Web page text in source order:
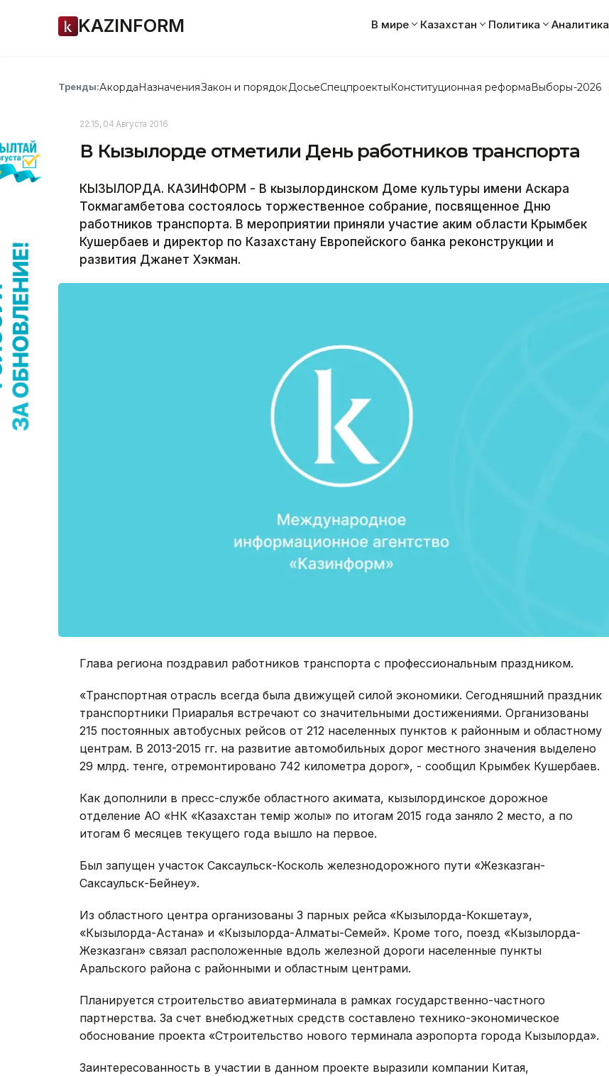
KAZINFORM В мире Казахстан Политика Аналитика
Тренды:АкордаНазначенияЗакон и порядок ДосьеСпецпроектыКонституционная реформаВыборы-2026
22:15, 04 Августа 2016
В Кызылорде отметили День работников транспорта
КЫЗЫЛОРДА. КАЗИНФОРМ - В кызылординском Доме культуры имени Аскара
Токмагамбетова состоялось торжественное собрание, посвященное Дню
работников транспорта. В мероприятии приняли участие аким области Крымбек
Кушербаев и директор по Казахстану Европейского банка реконструкции и
развития Джанет Хэкман.
Глава региона поздравил работников транспорта с профессиональным праздником.
«Транспортная отрасль всегда была движущей силой экономики. Сегодняшний праздник
транспортники Приаралья встречают со значительными достижениями. Организованы
215 постоянных автобусных рейсов от 212 населенных пунктов к районным и областному
центрам. В 2013-2015 гг. на развитие автомобильных дорог местного значения выделено
29 млрд. тенге, отремонтировано 742 километра дорог», - сообщил Крымбек Кушербаев.
Как дополнили в пресс-службе областного акимата, кызылординское дорожное
отделение АО «НК «Казахстан темір жолы» по итогам 2015 года заняло 2 место, а по
итогам 6 месяцев текущего года вышло на первое.
Был запущен участок Саксаульск-Косколь железнодорожного пути «Жезказган-
Саксаульск-Бейнеу».
Из областного центра организованы 3 парных рейса «Кызылорда-Кокшетау»,
«Кызылорда-Астана» и «Кызылорда-Алматы-Семей». Кроме того, поезд «Кызылорда-
Жезказган» связал расположенные вдоль железной дороги населенные пункты
Аральского района с районными и областным центрами.
Планируется строительство авиатерминала в рамках государственно-частного
партнерства. За счет внебюджетных средств составлено технико-экономическое
обоснование проекта «Строительство нового терминала аэропорта города Кызылорда».
Заинтересованность в участии в данном проекте выразили компании Китая,